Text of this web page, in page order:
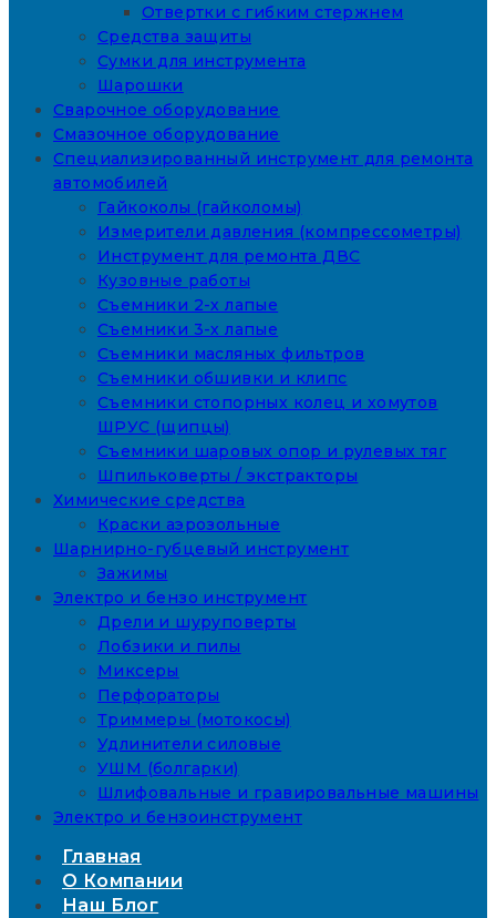
Отвертки с гибким стержнем
Средства защиты
Сумки для инструмента
Шарошки
Сварочное оборудование
Смазочное оборудование
Специализированный инструмент для ремонта
автомобилей
Гайкоколы (гайколомы)
Измерители давления (компрессометры)
Инструмент для ремонта ДВС
Кузовные работы
Съемники 2-х лапые
Съемники 3-х лапые
Съемники масляных фильтров
Съемники обшивки и клипс
Съемники стопорных колец и хомутов
ШРУС (щипцы)
Съемники шаровых опор и рулевых тяг
Шпильковерты / экстракторы
Химические средства
Краски аэрозольные
Шарнирно-губцевый инструмент
Зажимы
Электро и бензо инструмент
Дрели и шуруповерты
Лобзики и пилы
Миксеры
Перфораторы
Триммеры (мотокосы)
Удлинители силовые
УШМ (болгарки)
Шлифовальные и гравировальные машины
Электро и бензоинструмент
Главная
О Компании
Наш Блог